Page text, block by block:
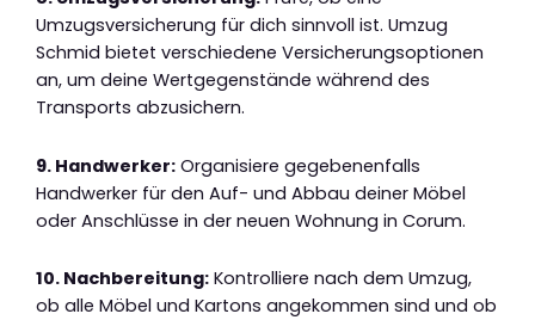
Umzugsversicherung für dich sinnvoll ist. Umzug
Schmid bietet verschiedene Versicherungsoptionen
an, um deine Wertgegenstände während des
Transports abzusichern.
9. Handwerker: Organisiere gegebenenfalls
Handwerker für den Auf- und Abbau deiner Möbel
oder Anschlüsse in der neuen Wohnung in Corum.
10. Nachbereitung: Kontrolliere nach dem Umzug,
ob alle Möbel und Kartons angekommen sind und ob